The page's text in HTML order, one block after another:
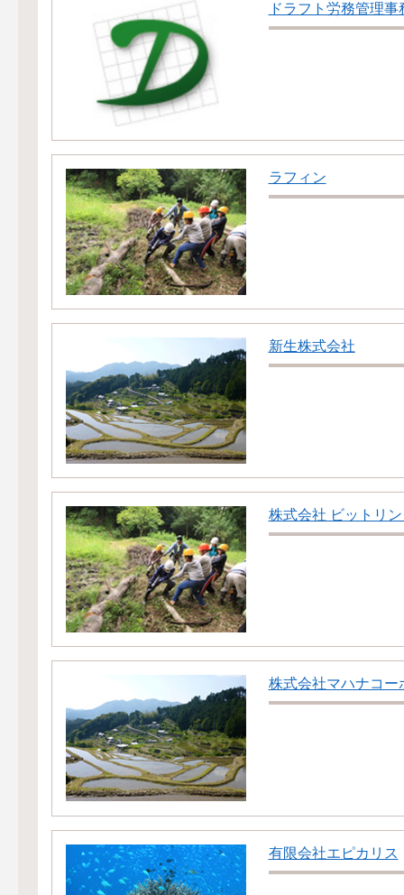
ドラフト労務管理事
ラフィン
新生株式会社
株式会社 ビットリ
株式会社マハナコー
有限会社エピカリス